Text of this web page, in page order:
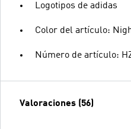
Logotipos de adidas
Color del artículo:
Número de artículo:
Valoraciones (56)